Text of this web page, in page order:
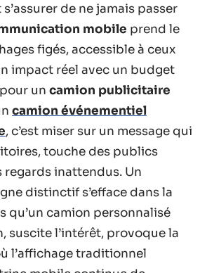
s’assurer de ne jamais passer
mobile prend le
figés, accessible à ceux
impact réel avec un budget
un camion publicitaire
camion événementiel
, c’est miser sur un message qui
touche des publics
regards inattendus. Un
distinctif s’efface dans la
qu’un camion personnalisé
suscite l’intérêt, provoque la
l’affichage traditionnel